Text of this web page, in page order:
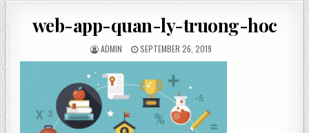
web-app-quan-ly-truong-hoc
POSTED
BY
ADMIN
POSTED
ON
SEPTEMBER 26, 2019